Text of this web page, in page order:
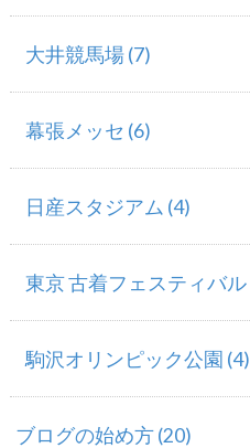
大井競馬場(7)
幕張メッセ (6)
日産スタジアム (4)
東京 古着フェスティバル
駒沢オリンピック公園 (4)
ブログの始め方(20)